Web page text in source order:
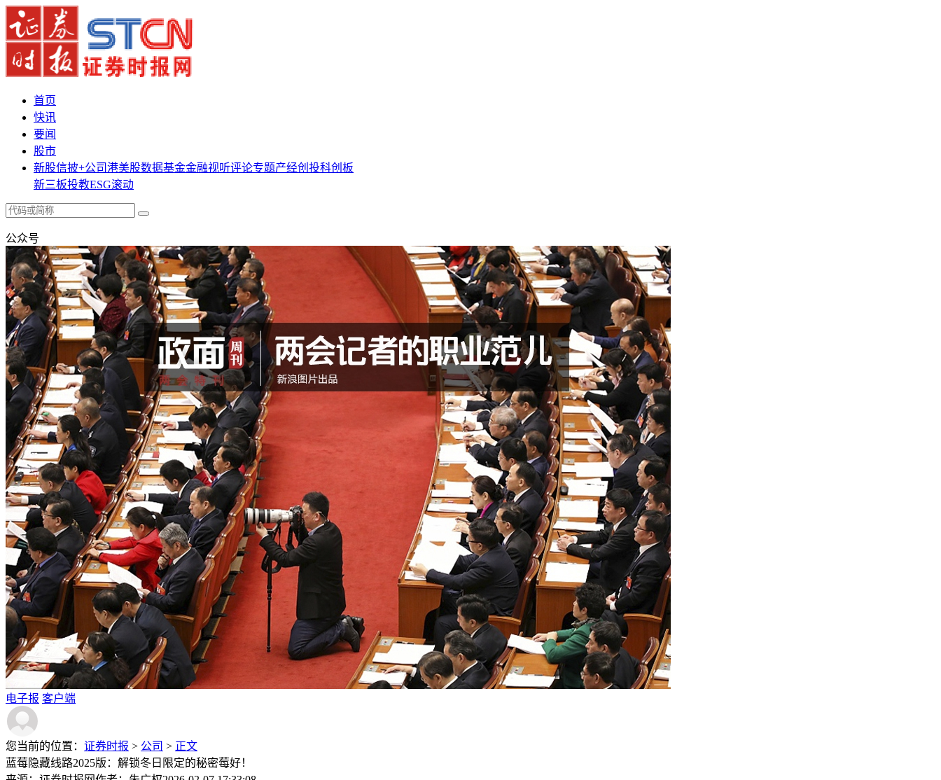
首页
快讯
要闻
股市
新股信披+公司港美股数据基金金融视听评论专题产经创投科创板
新三板投教ESG滚动
公众号
电子报 客户端
您当前的位置： 证券时报 > 公司 > 正文
蓝莓隐藏线路2025版：解锁冬日限定的秘密莓好！